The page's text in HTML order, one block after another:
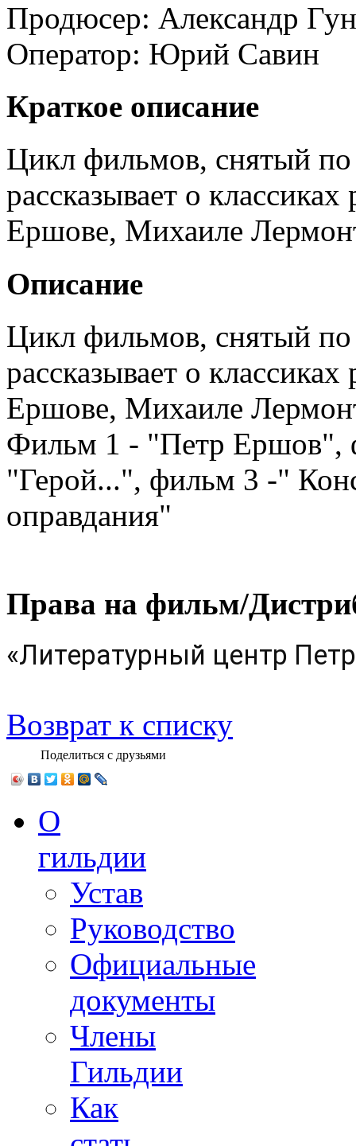
Продюсер: Александр
Оператор: Юрий Савин
Краткое описание
Цикл фильмов, снятый по
рассказывает о
Ершове, Михаиле
Описание
Цикл фильмов, снятый по
рассказывает о
Ершове, Михаиле
Фильм 1 - "Петр Ершов",
"Герой...", фильм 3 -"
оправдания"
Права на фильм/
«Литературный центр
Возврат к списку
Поделиться с друзьями
О
гильдии
Устав
Руководство
Официальные
документы
Члены
Гильдии
Как